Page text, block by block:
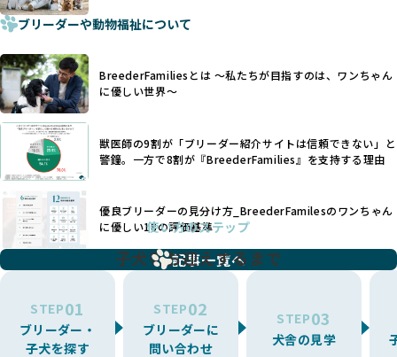
一部の営利優先のブリーディングでは、母犬の出産負担を考
えずに大量繁殖が行われ、親犬が心身ともに疲弊するケース
が見られます。さらに、コストカットのために食事を減らし
たり、栄養のない食事を与える、適切な健康管理が行われな
いなど、ワンちゃんの健康と福祉が犠牲にされることも少な
くありません。
また、健康リスクが予測しづらいミックス犬の繁殖や、愛情
が行き届かない多頭飼育等も問題です。これらのブリーディ
ング手法は、ワンちゃんの福祉を無視し、利益のみを追求す
るブリーダーによるものが多く、消費者にとっても深刻な課
題となっています。
BreederFamiliesでは、こうしたワンちゃんに優しくないブ
リーディングをなくすため、すべてのワンちゃんを家族のよ
うに大切に飼育・繁殖を行っている「優良ブリーダー」のみ
BreederFamiliesでは、アニマルウェルフェアを最優先に考
えた6つの絶対基準と12の総合基準を設定しています。これに
適切に対応するためには、深い知識と豊富な経験が欠かせま
せん。現在、犬種は200種類以上あり、それぞれに特有の健康
たとえば、パグは呼吸器系のトラブルを抱えやすく、ラブラ
ドール・レトリバーには股関節形成不全への注意が必要で
す。このような犬種ごとの違いを熟知し、適切なケアを提供
できるかどうかは、ブリーダーの専門性に大きく関わりま
す。
優良ブリーダーは、少数の犬種（一般的に3種以内）に絞って
繁殖を行い、各犬種の特徴を熟知しています。これにより、
犬種ごとの健康管理や繁殖において質の高いケアを提供する
ことが可能です。
一方、営利優先ブリーダーは流行や需要に応じて扱う犬種を
増やす傾向があり、犬種ごとに異なる健康問題や適切な育成
環境を十分に考慮しない場合があります。こうしたブリーダ
たりストレスを抱えたりするリスクが高まります。
「少数の犬種に集中」の詳細はこちら
ブリーダーや動物福祉について
BreederFamiliesとは 〜私たちが目指すのは、ワンちゃん
に優しい世界〜
獣医師の9割が「ブリーダー紹介サイトは信頼できない」と
警鐘。一方で8割が『BreederFamilies』を支持する理由
優良ブリーダーの見分け方_BreederFamilesのワンちゃん
に優しい18の評価基準
記事一覧へ
使い方のステップ
子犬をお迎えするまで
STEP01
ブリーダー・
子犬を探す
STEP02
ブリーダーに
問い合わせ
STEP03
犬舎の見学